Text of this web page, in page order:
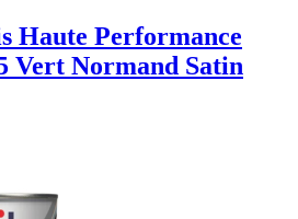
Haute Performance
Vert Normand Satin